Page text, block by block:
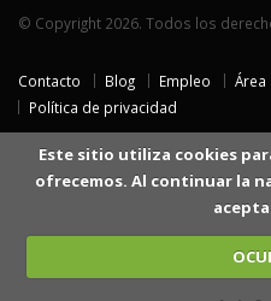
© Copyright 2026. Todos los
Contacto Blog Empleo Área
Política de privacidad
Este sitio utiliza cookies
ofrecemos. Al continuar la